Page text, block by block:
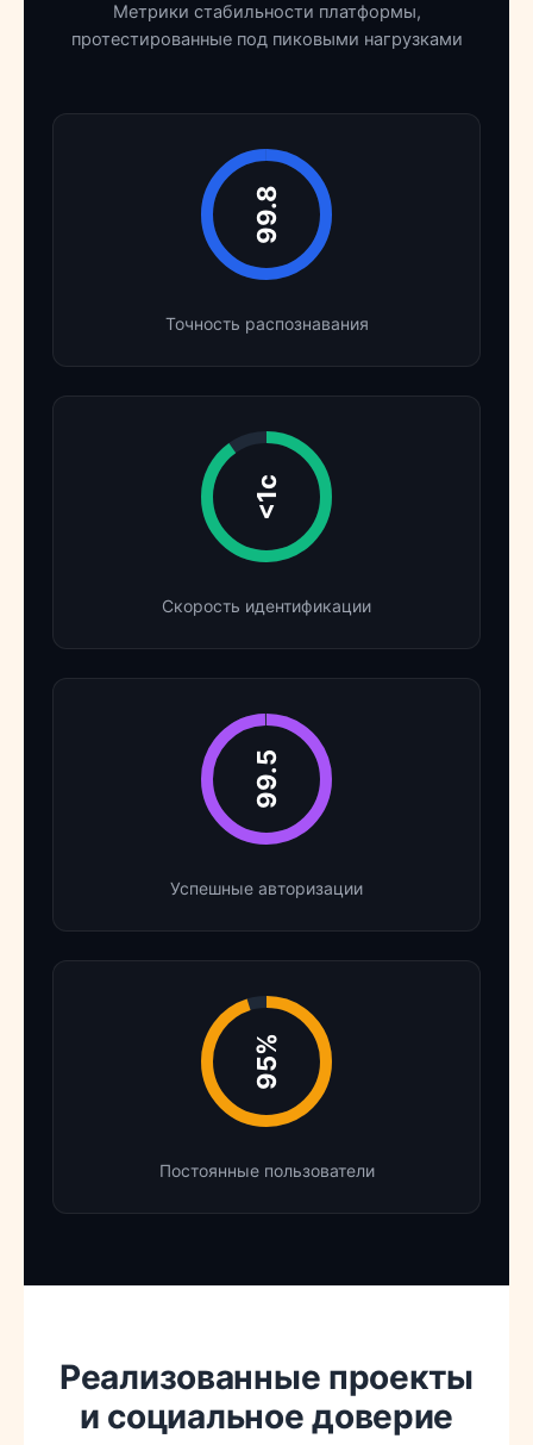
Метрики стабильности платформы,
протестированные под пиковыми нагрузками
99.8
Точность распознавания
<1с
Скорость идентификации
99.5
Успешные авторизации
95%
Постоянные пользователи
Реализованные проекты
и социальное доверие